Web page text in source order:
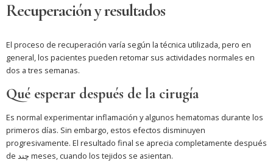
Recuperación y resultados
El proceso de recuperación varía según la técnica utilizada, pero en
general, los pacientes pueden retomar sus actividades normales en
dos a tres semanas.
Qué esperar después de la cirugía
Es normal experimentar inflamación y algunos hematomas durante los
primeros días. Sin embargo, estos efectos disminuyen
progresivamente. El resultado final se aprecia completamente después
de چند meses, cuando los tejidos se asientan.